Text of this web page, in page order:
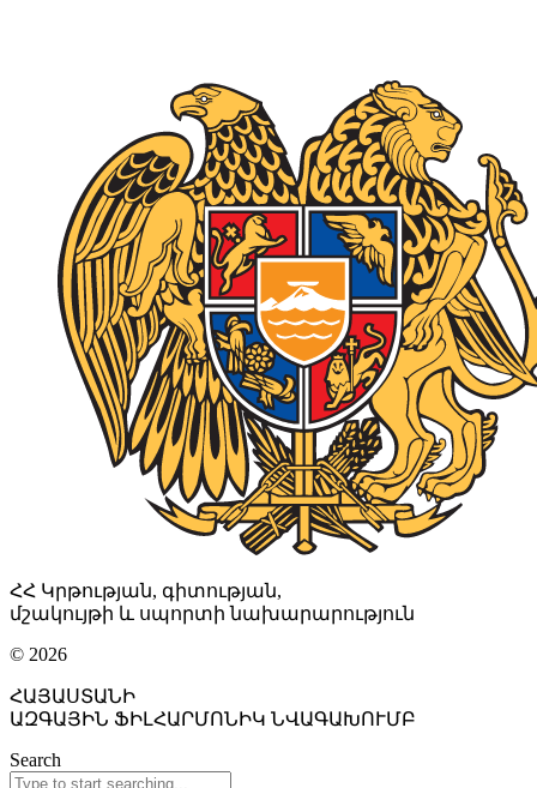
ՀՀ Կրթության, գիտության,
մշակույթի և սպորտի նախարարություն
© 2026
ՀԱՅԱՍՏԱՆԻ
ԱԶԳԱՅԻՆ ՖԻԼՀԱՐՄՈՆԻԿ ՆՎԱԳԱԽՈՒՄԲ
Search